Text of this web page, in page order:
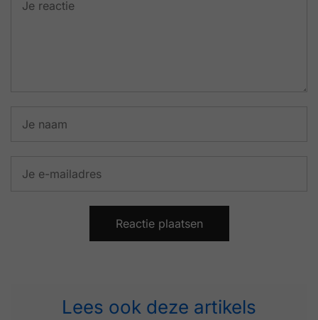
Lees ook deze artikels